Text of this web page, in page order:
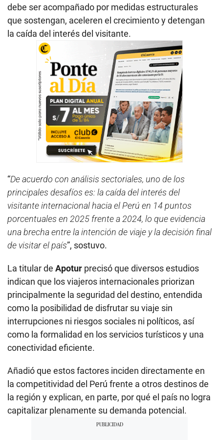
debe ser acompañado por medidas estructurales
que sostengan, aceleren el crecimiento y detengan
la caída del interés del visitante.
“De acuerdo con análisis sectoriales, uno de los
principales desafíos es: la caída del interés del
visitante internacional hacia el Perú en 14 puntos
porcentuales en 2025 frente a 2024, lo que evidencia
una brecha entre la intención de viaje y la decisión final
de visitar el país”, sostuvo.
La titular de Apotur precisó que diversos estudios
indican que los viajeros internacionales priorizan
principalmente la seguridad del destino, entendida
como la posibilidad de disfrutar su viaje sin
interrupciones ni riesgos sociales ni políticos, así
como la formalidad en los servicios turísticos y una
conectividad eficiente.
Añadió que estos factores inciden directamente en
la competitividad del Perú frente a otros destinos de
la región y explican, en parte, por qué el país no logra
capitalizar plenamente su demanda potencial.